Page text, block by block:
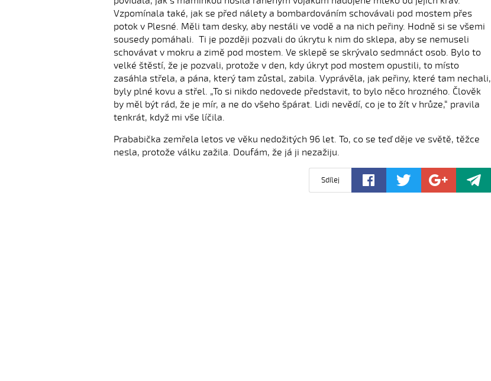
Vzpomínala také, jak se před nálety a bombardováním schovávali pod mostem přes
potok v Plesné. Měli tam desky, aby nestáli ve vodě a na nich peřiny. Hodně si se všemi
sousedy pomáhali. Ti je později pozvali do úkrytu k nim do sklepa, aby se nemuseli
schovávat v mokru a zimě pod mostem. Ve sklepě se skrývalo sedmnáct osob. Bylo to
velké štěstí, že je pozvali, protože v den, kdy úkryt pod mostem opustili, to místo
zasáhla střela, a pána, který tam zůstal, zabila. Vyprávěla, jak peřiny, které tam nechali,
byly plné kovu a střel. „To si nikdo nedovede představit, to bylo něco hrozného. Člověk
by měl být rád, že je mír, a ne do všeho špárat. Lidi nevědí, co je to žít v hrůze,“ pravila
tenkrát, když mi vše líčila.
Prababička zemřela letos ve věku nedožitých 96 let. To, co se teď děje ve světě, těžce
nesla, protože válku zažila. Doufám, že já ji nezažiju.
Sdílej